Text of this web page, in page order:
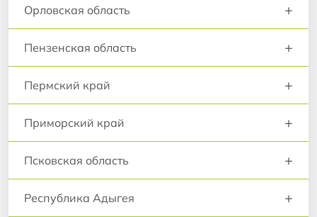
Орловская область +
Пензенская область +
Пермский край +
Приморский край +
Псковская область +
Республика Адыгея +